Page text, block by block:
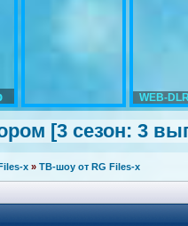
WEB-
[3 сезон: 3
x » ТВ-шоу от RG Files-x